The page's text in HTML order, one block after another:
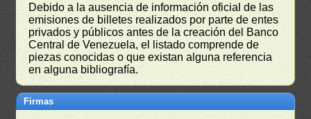
Debido a la ausencia de información oficial de las
emisiones de billetes realizados por parte de entes
privados y públicos antes de la creación del Banco
Central de Venezuela, el listado comprende de
piezas conocidas o que existan alguna referencia
en alguna bibliografía.
Firmas